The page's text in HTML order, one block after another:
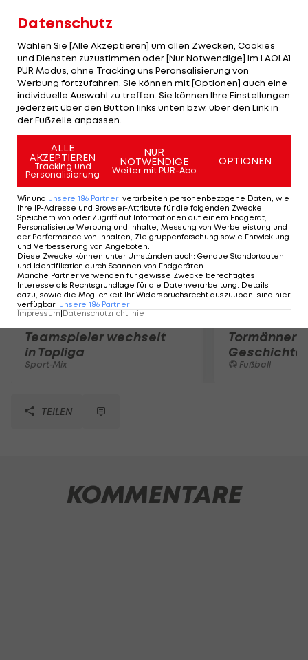
handelte sich nie um ein ernsthaftes Problem.
Carlo bleibt bestehen", erklärt sein Manager Ricky
Simms im "Daily Telegraph". Der Weltrekord-
Sprinter ist vergangene Woche nach München
geflogen, um sich dort von Dr. Hans-Wilhelm
Müller-Wohlfahrt behandeln zu lassen.
Mehr zum Thema
Karrieresprung! ÖVV-
Teamspieler wechselt
in Topliga
Sport-Mix
Tormänner
Geschichte
Fußball
TEILEN
KOMMENTARE
Datenschutz
Wählen Sie [Alle Akzeptieren] um allen Zwecken, Cookies
und Diensten zuzustimmen oder [Nur Notwendige] im LAOLA1
PUR Modus, ohne Tracking uns Peronsalisierung von
Werbung fortzufahren. Sie können mit [Optionen] auch eine
individuelle Auswahl zu treffen. Sie können Ihre Einstellungen
jederzeit über den Button links unten bzw. über den Link in
der Fußzeile anpassen.
ALLE
AKZEPTIEREN
Tracking und
Personalisierung
NUR
NOTWENDIGE
Weiter mit PUR-Abo
OPTIONEN
Wir und unsere 186 Partner verarbeiten personenbezogene Daten, wie
Ihre IP-Adresse und Browser-Attribute für die folgenden Zwecke:
Speichern von oder Zugriff auf Informationen auf einem Endgerät;
Personalisierte Werbung und Inhalte, Messung von Werbeleistung und
der Performance von Inhalten, Zielgruppenforschung sowie Entwicklung
und Verbesserung von Angeboten.
Diese Zwecke können unter Umständen auch: Genaue Standortdaten
und Identifikation durch Scannen von Endgeräten.
Manche Partner verwenden für gewisse Zwecke berechtigtes
Interesse als Rechtsgrundlage für die Datenverarbeitung. Details
dazu, sowie die Möglichkeit Ihr Widerspruchsrecht auszuüben, sind hier
verfügbar: unsere 186 Partner
Impressum Datenschutzrichtlinie